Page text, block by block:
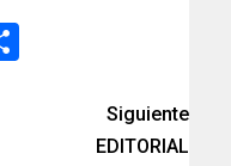
Siguiente
EDITORIAL